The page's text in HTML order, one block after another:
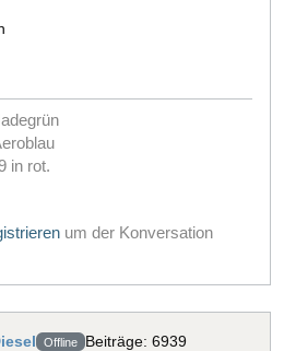
in rot.
um der Konversation
Offline Beiträge: 6939